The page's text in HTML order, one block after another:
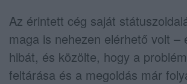
Az érintett cég saját
maga is nehezen elérhető volt –
hibát, és közölte, hogy a
feltárása és a megoldás már